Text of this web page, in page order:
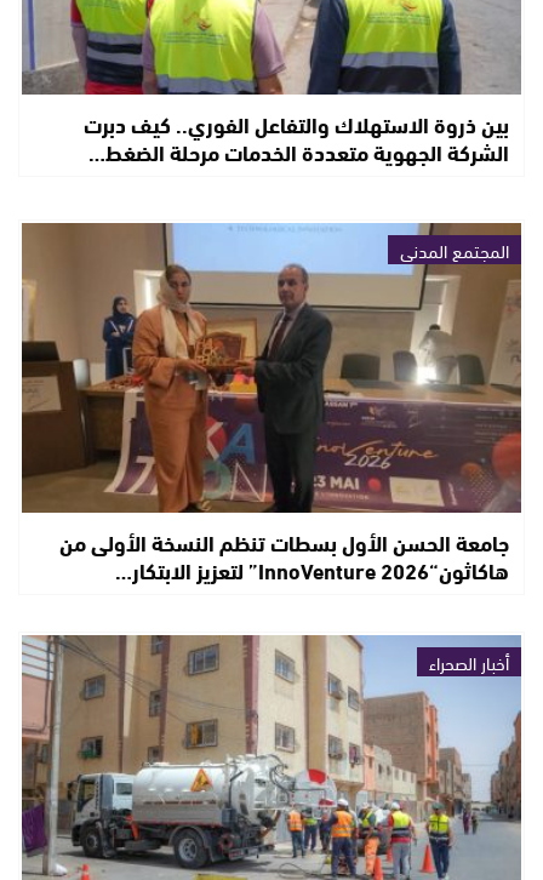
بين ذروة الاستهلاك والتفاعل الفوري.. كيف دبرت
الشركة الجهوية متعددة الخدمات مرحلة الضغط…
المجتمع المدني
جامعة الحسن الأول بسطات تنظم النسخة الأولى من
هاكاثون“InnoVenture 2026” لتعزيز الابتكار…
أخبار الصحراء